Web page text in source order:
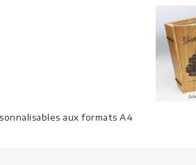
aux formats A4